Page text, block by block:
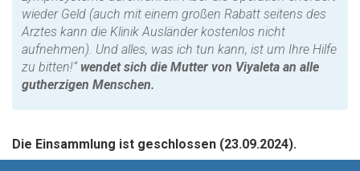
wieder Geld (auch mit einem großen Rabatt seitens des
Arztes kann die Klinik Ausländer kostenlos nicht
aufnehmen). Und alles, was ich tun kann, ist um Ihre Hilfe
zu bitten!“ wendet sich die Mutter von Viyaleta an alle
gutherzigen Menschen.
Die Einsammlung ist geschlossen (23.09.2024).